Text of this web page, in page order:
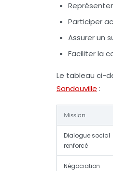
Participer
Assurer un
Faciliter la
Le tableau ci-
Sandouville :
Mission
Dialogue social
renforcé
Négociation